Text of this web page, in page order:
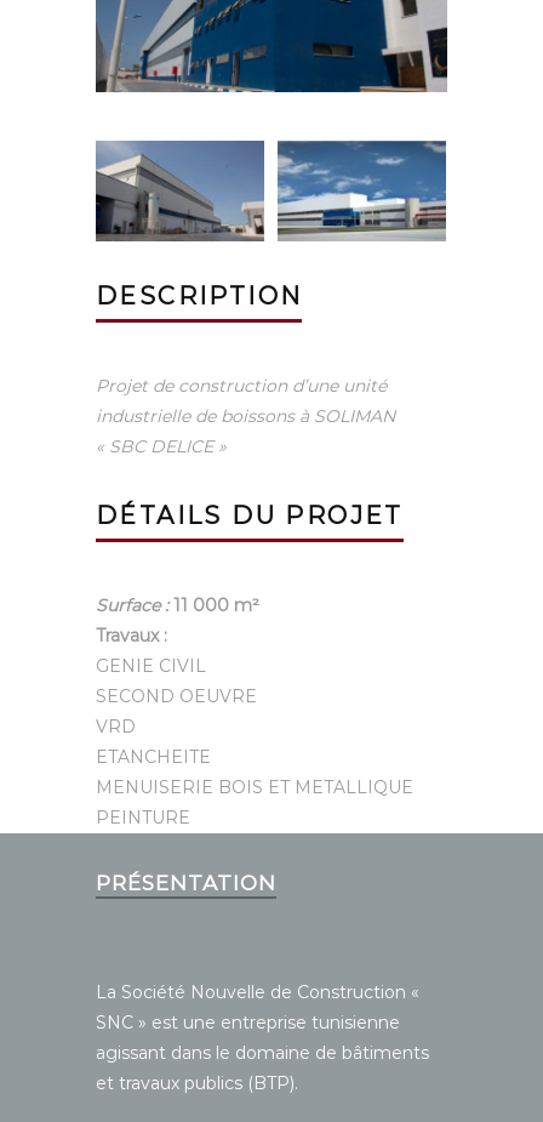
DESCRIPTION
Projet de construction d’une unité
industrielle de boissons à SOLIMAN
« SBC DELICE »
DÉTAILS DU PROJET
Surface :11 000 m²
Travaux :
GENIE CIVIL
SECOND OEUVRE
VRD
ETANCHEITE
MENUISERIE BOIS ET METALLIQUE
PEINTURE
PRÉSENTATION
La Société Nouvelle de Construction «
SNC » est une entreprise tunisienne
agissant dans le domaine de bâtiments
et travaux publics (BTP).